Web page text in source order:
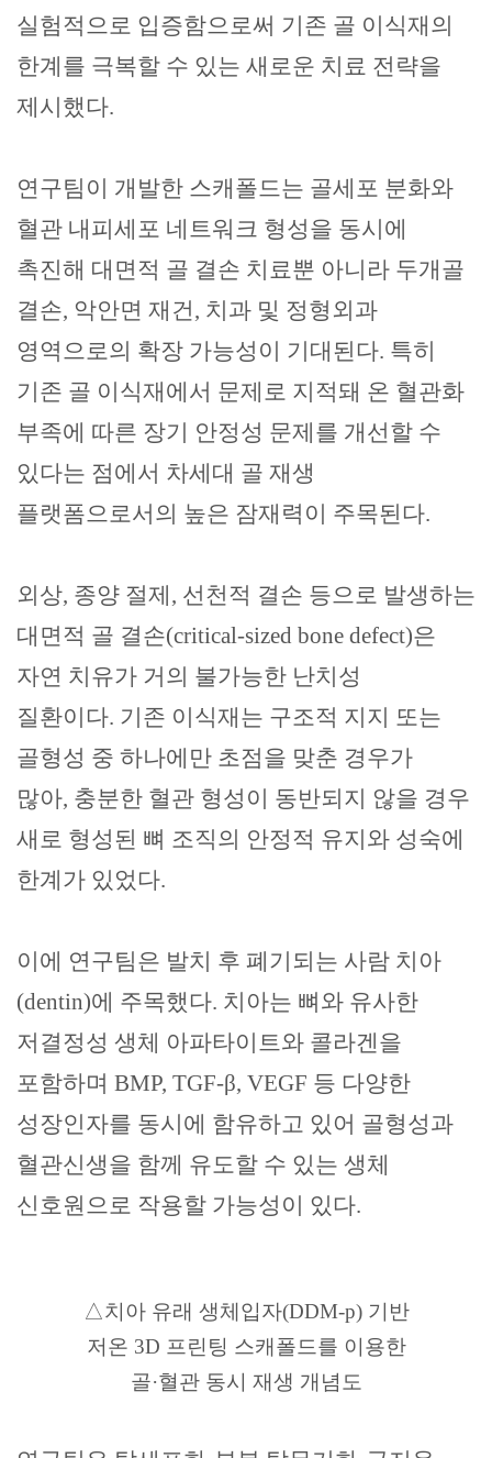
실험적으로 입증함으로써 기존 골 이식재의
한계를 극복할 수 있는 새로운 치료 전략을
제시했다.
연구팀이 개발한 스캐폴드는 골세포 분화와
혈관 내피세포 네트워크 형성을 동시에
촉진해 대면적 골 결손 치료뿐 아니라 두개골
결손, 악안면 재건, 치과 및 정형외과
영역으로의 확장 가능성이 기대된다. 특히
기존 골 이식재에서 문제로 지적돼 온 혈관화
부족에 따른 장기 안정성 문제를 개선할 수
있다는 점에서 차세대 골 재생
플랫폼으로서의 높은 잠재력이 주목된다.
외상, 종양 절제, 선천적 결손 등으로 발생하는
대면적 골 결손(critical-sized bone defect)은
자연 치유가 거의 불가능한 난치성
질환이다. 기존 이식재는 구조적 지지 또는
골형성 중 하나에만 초점을 맞춘 경우가
많아, 충분한 혈관 형성이 동반되지 않을 경우
새로 형성된 뼈 조직의 안정적 유지와 성숙에
한계가 있었다.
이에 연구팀은 발치 후 폐기되는 사람 치아
(dentin)에 주목했다. 치아는 뼈와 유사한
저결정성 생체 아파타이트와 콜라겐을
포함하며 BMP, TGF-β, VEGF 등 다양한
성장인자를 동시에 함유하고 있어 골형성과
혈관신생을 함께 유도할 수 있는 생체
신호원으로 작용할 가능성이 있다.
△치아 유래 생체입자(DDM-p) 기반
저온 3D 프린팅 스캐폴드를 이용한
골·혈관 동시 재생 개념도